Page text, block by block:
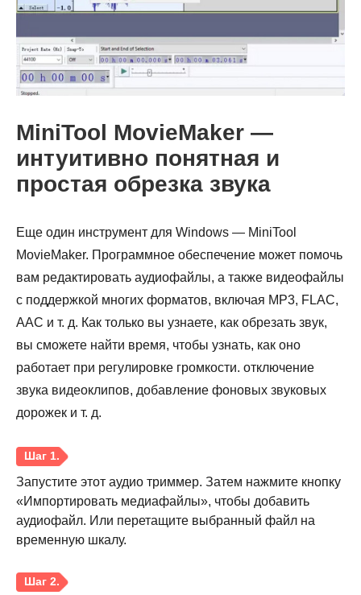
MiniTool MovieMaker —
интуитивно понятная и
простая обрезка звука
Еще один инструмент для Windows — MiniTool
MovieMaker. Программное обеспечение может помочь
вам редактировать аудиофайлы, а также видеофайлы
с поддержкой многих форматов, включая MP3, FLAC,
AAC и т. д. Как только вы узнаете, как обрезать звук,
вы сможете найти время, чтобы узнать, как оно
работает при регулировке громкости. отключение
звука видеоклипов, добавление фоновых звуковых
дорожек и т. д.
Запустите этот аудио триммер. Затем нажмите кнопку
«Импортировать медиафайлы», чтобы добавить
аудиофайл. Или перетащите выбранный файл на
временную шкалу.